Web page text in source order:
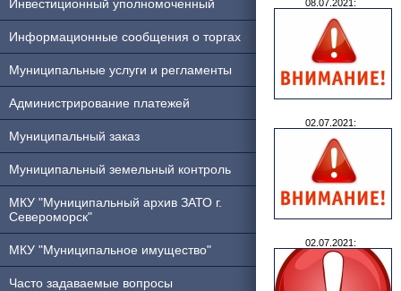
Инвестиционный уполномоченный
Информационные сообщения о торгах
Муниципальные услуги и регламенты
Администрирование платежей
Муниципальный заказ
Муниципальный земельный контроль
МКУ "Муниципальный архив ЗАТО г.
Североморск"
МКУ "Муниципальное имущество"
Часто задаваемые вопросы
08.07.2021:
02.07.2021:
02.07.2021: